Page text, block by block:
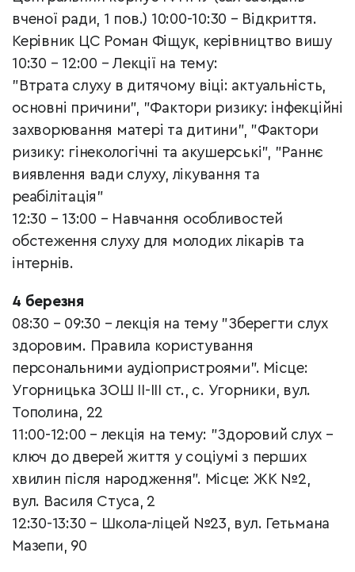
вченої ради, 1 пов.) 10:00-10:30 – Відкриття.
Керівник ЦС Роман Фіщук, керівництво вишу
10:30 – 12:00 – Лекції на тему:
"Втрата слуху в дитячому віці: актуальність,
основні причини", "Фактори ризику: інфекційні
захворювання матері та дитини", "Фактори
ризику: гінекологічні та акушерські", "Раннє
виявлення вади слуху, лікування та
реабілітація"
12:30 – 13:00 – Навчання особливостей
обстеження слуху для молодих лікарів та
інтернів.
4 березня
08:30 – 09:30 – лекція на тему "Зберегти слух
здоровим. Правила користування
персональними аудіопристроями". Місце:
Угорницька ЗОШ ІІ-ІІІ ст., с. Угорники, вул.
Тополина, 22
11:00-12:00 – лекція на тему: "Здоровий слух –
ключ до дверей життя у соціумі з перших
хвилин після народження". Місце: ЖК №2,
вул. Василя Стуса, 2
12:30-13:30 – Школа-ліцей №23, вул. Гетьмана
Мазепи, 90